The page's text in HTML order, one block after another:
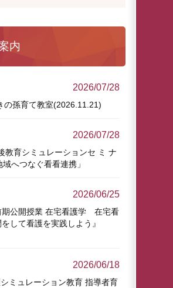
内
2026/07/28
の孫育て教室(2026.11.21)
2026/07/28
教育シミュレーションセ ミ ナ
へつなぐ看看連携」
2026/06/25
期公開授業 在宅看護学 在宅看
して看護を実践しよう』
2026/06/18
シミュレーション教育 指導者育